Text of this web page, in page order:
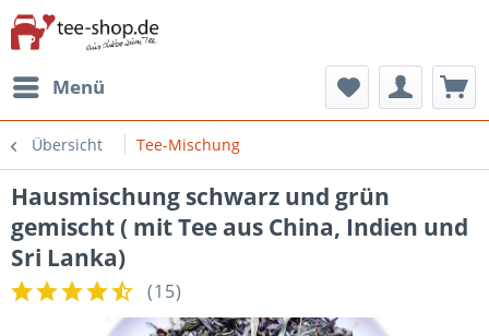
Menü
Übersicht Tee-Mischung
Hausmischung schwarz und grün
gemischt ( mit Tee aus China, Indien und
Sri Lanka)
(15)